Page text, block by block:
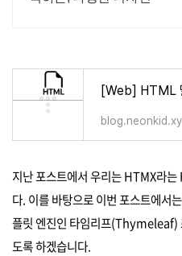
지난 포스트에서 우리는 HTMX라
다. 이를 바탕으로 이번 포스트에
플릿 엔진인 타임리프(Thymeleaf)
도록 하겠습니다.